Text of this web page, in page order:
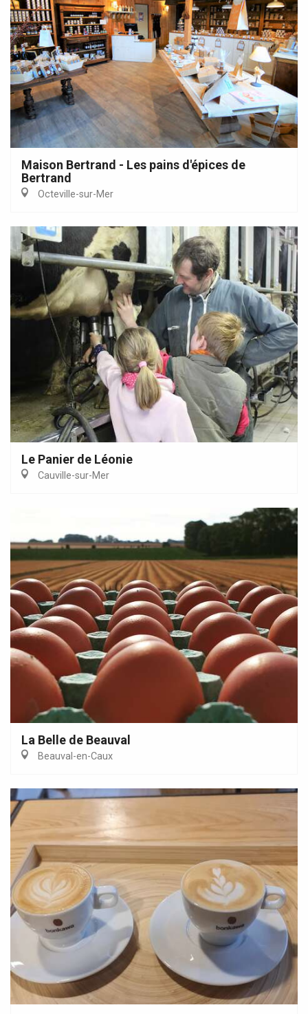
Maison Bertrand - Les pains d'épices de
Bertrand
Octeville-sur-Mer
Le Panier de Léonie
Cauville-sur-Mer
La Belle de Beauval
Beauval-en-Caux